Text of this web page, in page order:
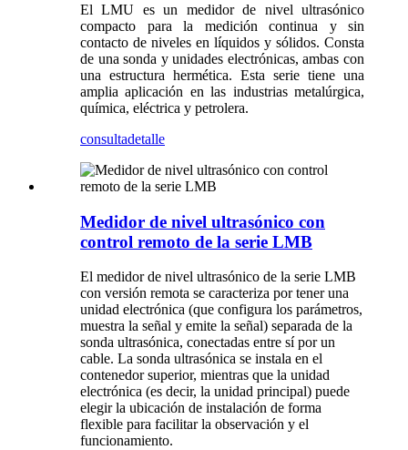
El LMU es un medidor de nivel ultrasónico
compacto para la medición continua y sin
contacto de niveles en líquidos y sólidos. Consta
de una sonda y unidades electrónicas, ambas con
una estructura hermética. Esta serie tiene una
amplia aplicación en las industrias metalúrgica,
química, eléctrica y petrolera.
consultadetalle
Medidor de nivel ultrasónico con
control remoto de la serie LMB
El medidor de nivel ultrasónico de la serie LMB
con versión remota se caracteriza por tener una
unidad electrónica (que configura los parámetros,
muestra la señal y emite la señal) separada de la
sonda ultrasónica, conectadas entre sí por un
cable. La sonda ultrasónica se instala en el
contenedor superior, mientras que la unidad
electrónica (es decir, la unidad principal) puede
elegir la ubicación de instalación de forma
flexible para facilitar la observación y el
funcionamiento.